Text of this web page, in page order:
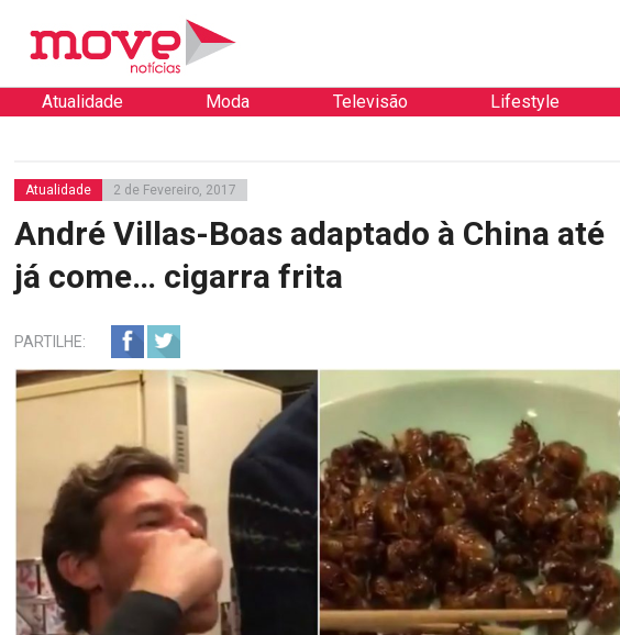
Atualidade Moda Televisão Lifestyle
Atualidade 2 de Fevereiro, 2017
André Villas-Boas adaptado à China até
já come… cigarra frita
PARTILHE: